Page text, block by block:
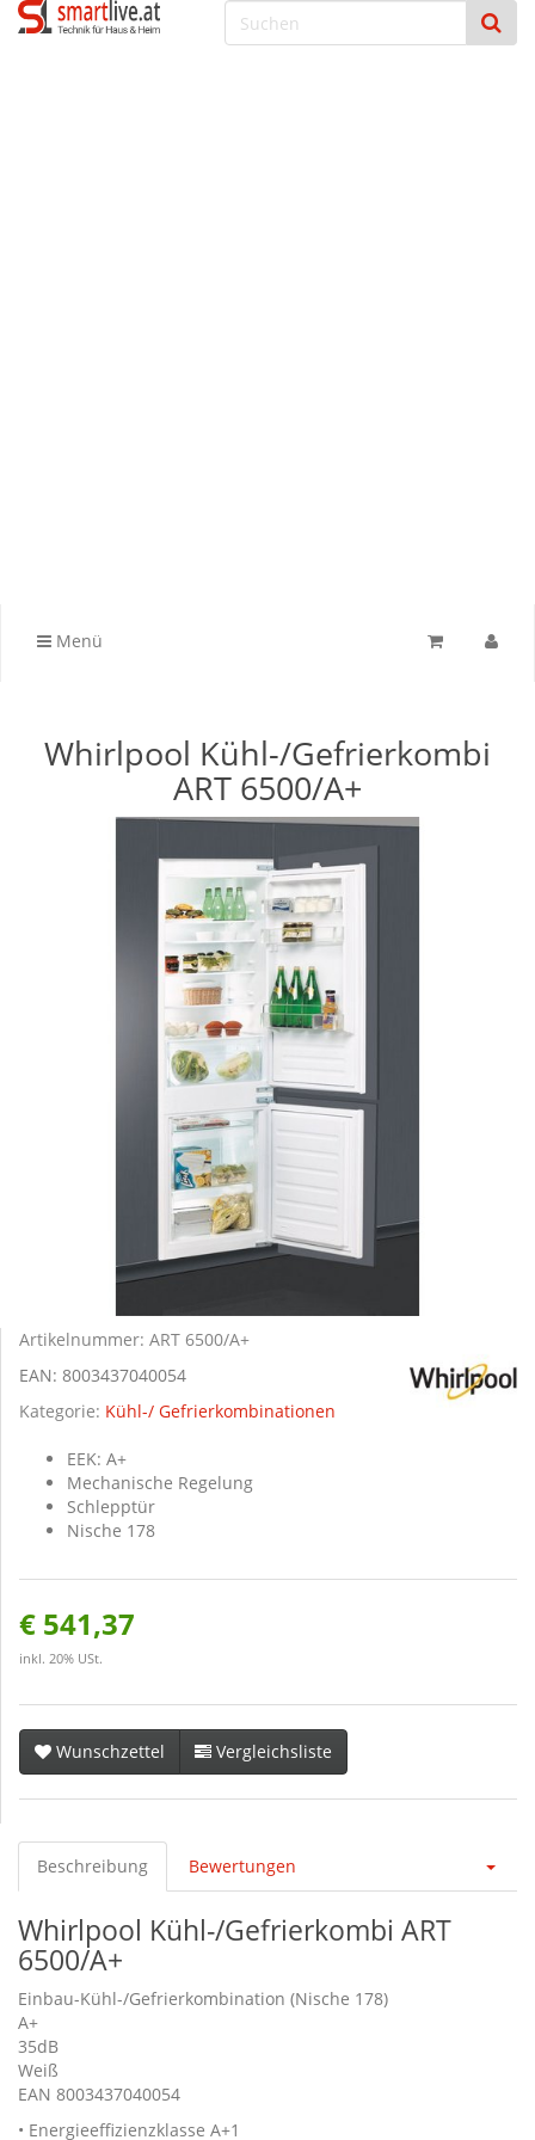
Menü
Whirlpool Kühl-/Gefrierkombi
ART 6500/A+
Artikelnummer: ART 6500/A+
EAN: 8003437040054
Kategorie: Kühl-/ Gefrierkombinationen
EEK: A+
Mechanische Regelung
Schlepptür
Nische 178
€ 541,37
inkl. 20% USt.
Wunschzettel Vergleichsliste
Beschreibung Bewertungen
Whirlpool Kühl-/Gefrierkombi ART
6500/A+
Einbau-Kühl-/Gefrierkombination (Nische 178)
A+
35dB
Weiß
EAN 8003437040054
• Energieeffizienzklasse A+1